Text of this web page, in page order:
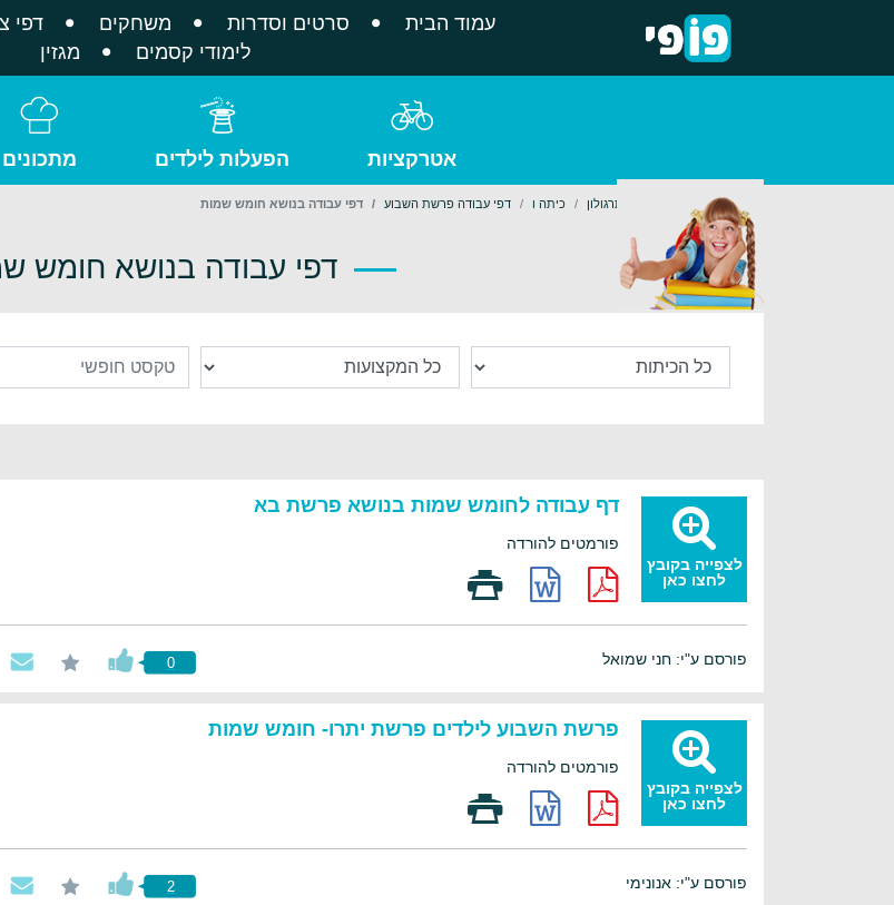
עמוד הבית סרטים וסדרות משחקים דפי
לימודי קסמים
מגזין
אטרקציות הפעלות לילדים מתכונים
עמוד הבית תרגולון כיתה ו דפי עבודה פרשת השבוע דפי עבודה בנושא חומש שמות
דפי עבודה בנושא חומש
לצפייה בקובץ
לחצו כאן
דף עבודה לחומש שמות בנושא פרשת בא
פורמטים להורדה
פורסם ע"י: חני שמואל 0
לצפייה בקובץ
לחצו כאן
פרשת השבוע לילדים פרשת יתרו- חומש שמות
פורמטים להורדה
פורסם ע"י: אנונימי 2